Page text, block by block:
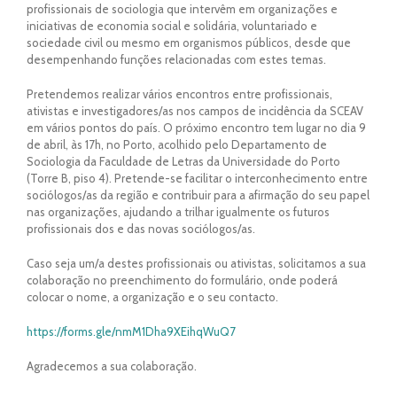
profissionais de sociologia que intervêm em organizações e
iniciativas de economia social e solidária, voluntariado e
sociedade civil ou mesmo em organismos públicos, desde que
desempenhando funções relacionadas com estes temas.
Pretendemos realizar vários encontros entre profissionais,
ativistas e investigadores/as nos campos de incidência da SCEAV
em vários pontos do país. O próximo encontro tem lugar no dia 9
de abril, às 17h, no Porto, acolhido pelo Departamento de
Sociologia da Faculdade de Letras da Universidade do Porto
(Torre B, piso 4). Pretende-se facilitar o interconhecimento entre
sociólogos/as da região e contribuir para a afirmação do seu papel
nas organizações, ajudando a trilhar igualmente os futuros
profissionais dos e das novas sociólogos/as.
Caso seja um/a destes profissionais ou ativistas, solicitamos a sua
colaboração no preenchimento do formulário, onde poderá
colocar o nome, a organização e o seu contacto.
https://forms.gle/nmM1Dha9XEihqWuQ7
Agradecemos a sua colaboração.